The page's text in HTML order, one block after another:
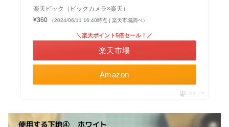
楽天ビック（ビックカメラ×楽天）
¥360
（2024/06/11 16:40時点 | 楽天市場調べ）
Amazon
＼楽天ポイント5倍セール！／
楽天市場
ポチップ